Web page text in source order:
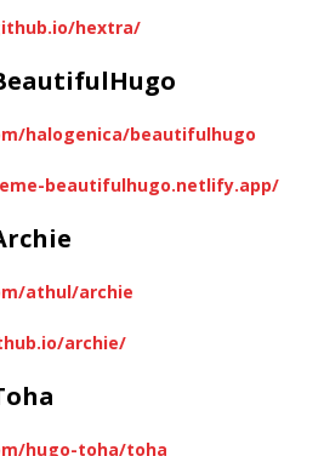
hextra/
halogenica/beautifulhugo
beautifulhugo.netlify.app/
athul/archie
archie/
hugo-toha/toha